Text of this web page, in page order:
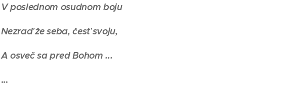
V poslednom osudnom boju
Nezraď že seba, česť svoju,
A osveč sa pred Bohom ...
...